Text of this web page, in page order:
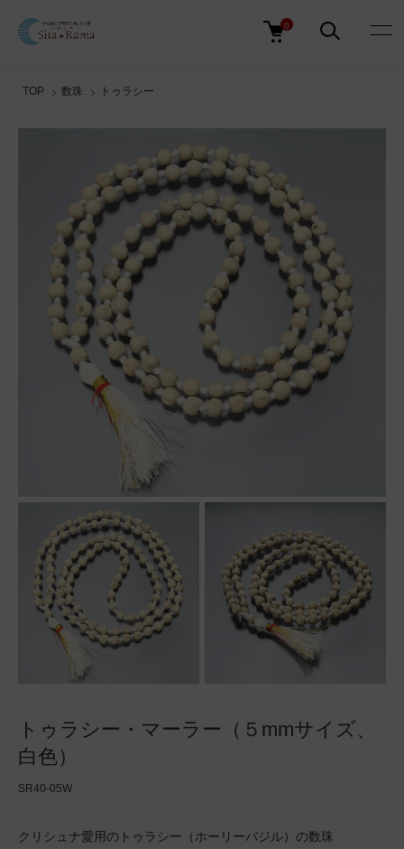
0
TOP 数珠 トゥラシー
トゥラシー・マーラー（５mmサイズ、
白色）
SR40-05W
クリシュナ愛用のトゥラシー（ホーリーバジル）の数珠